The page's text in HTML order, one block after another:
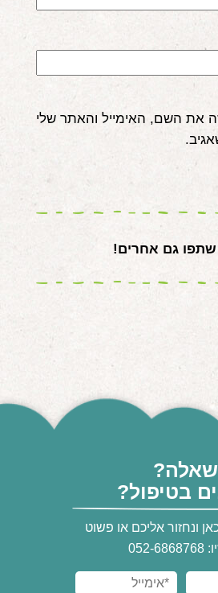
את השם, האימייל והאתר שלי
גם אחרים!
בטיפול?
ונחזור אליכם או פשוט